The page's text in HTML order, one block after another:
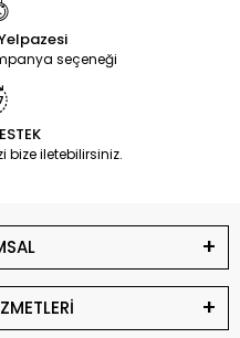
seçeneği
bize iletebilirsiniz.